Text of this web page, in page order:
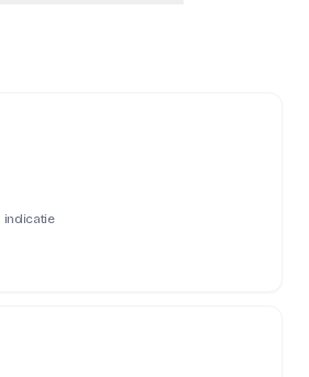
indicatie